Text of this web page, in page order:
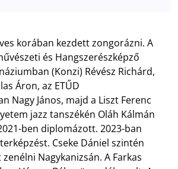
korában kezdett zongorázni. A
és Hangszerészképző
(Konzi) Révész Richárd,
Áron, az ETŰD
Nagy János, majd a Liszt Ferenc
jazz tanszékén Oláh Kálmán
ben diplomázott. 2023-ban
Cseke Dániel szintén
Nagykanizsán. A Farkas